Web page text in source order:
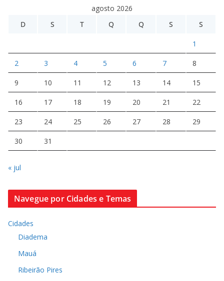
agosto 2026
D
S T Q Q S S
1
2 3 4 5 6 7 8
9 10 11 12 13 14 15
16 17 18 19 20 21 22
23 24 25 26 27 28 29
30 31
« jul
Navegue por Cidades e Temas
Cidades
Diadema
Mauá
Ribeirão Pires